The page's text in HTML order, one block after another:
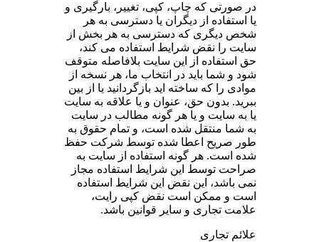
در صورتی که چاپ، کپی، تغییر، بارگیری و
یا استفاده از دیگران یا دسترسی به هر
شخص دیگری که دسترسی به هر بخش از
سایت را نقض شرایط استفاده می کند،
حق استفاده از این سایت بلافاصله متوقف
شود و شما باید در انتخاب ما، هر نسخه از
موادی را که ساخته اید بازگردانید یا از بین
ببرید. بدون حق، عنوان و یا علاقه به سایت
یا به سایت و یا هر گونه مطالب در سایت
به شما منتقل شده است، و تمام حقوق به
طور صریح اعطا شده توسط شرکت حفظ
شده است. هر گونه استفاده از سایت به
صراحت توسط این شرایط استفاده مجاز
نمی باشد، این نقض این شرایط استفاده
است و ممکن است نقض کپی رایت،
علامت تجاری و سایر قوانین باشد.
علائم تجاری